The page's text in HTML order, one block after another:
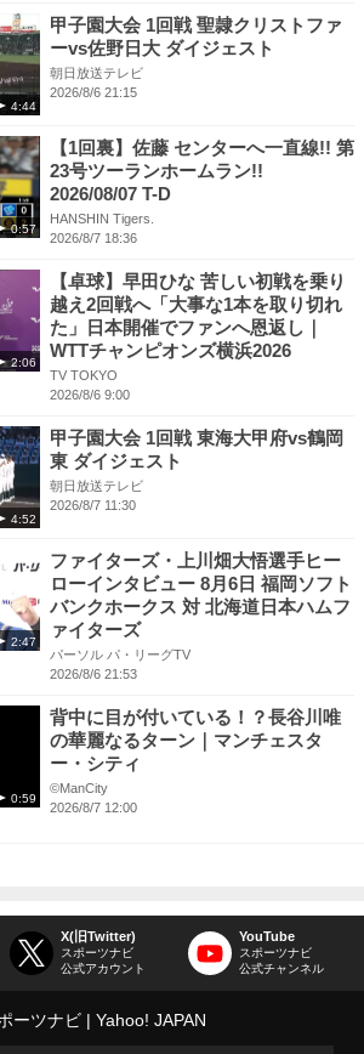
4:44
甲子園大会 1回戦 聖隷クリストファ
ーvs佐野日大 ダイジェスト
朝日放送テレビ
2026/8/6 21:15
0:57
【1回裏】佐藤 センターへ一直線!! 第
23号ツーランホームラン!!
2026/08/07 T-D
HANSHIN Tigers.
2026/8/7 18:36
2:06
【卓球】早田ひな 苦しい初戦を乗り
越え2回戦へ「大事な1本を取り切れ
た」日本開催でファンへ恩返し｜
WTTチャンピオンズ横浜2026
TV TOKYO
2026/8/6 9:00
4:52
甲子園大会 1回戦 東海大甲府vs鶴岡
東 ダイジェスト
朝日放送テレビ
2026/8/7 11:30
2:47
ファイターズ・上川畑大悟選手ヒー
ローインタビュー 8月6日 福岡ソフト
バンクホークス 対 北海道日本ハムフ
ァイターズ
パーソル パ・リーグTV
2026/8/6 21:53
0:59
背中に目が付いている！？長谷川唯
の華麗なるターン｜マンチェスタ
ー・シティ
©ManCity
2026/8/7 12:00
X(旧Twitter)
スポーツナビ
公式アカウント
YouTube
スポーツナビ
公式チャンネル
ーツナビ Yahoo! JAPAN